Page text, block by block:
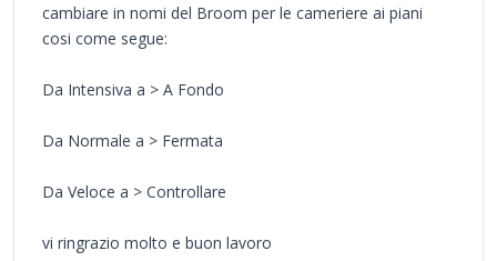
cambiare in nomi del Broom per le cameriere ai piani
cosi come segue:
Da Intensiva a > A Fondo
Da Normale a > Fermata
Da Veloce a > Controllare
vi ringrazio molto e buon lavoro